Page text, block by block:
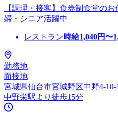
【調理・接客】食券制食堂の
婦・シニア活躍中
レストラン時給1,040円〜
勤務地
面接地
宮城県仙台市宮城野区中野4-10-
中野栄駅より徒歩15分